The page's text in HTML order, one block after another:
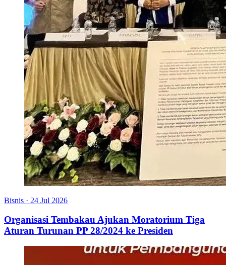
Bisnis · 24 Jul 2026
Organisasi Tembakau Ajukan Moratorium Tiga
Aturan Turunan PP 28/2024 ke Presiden